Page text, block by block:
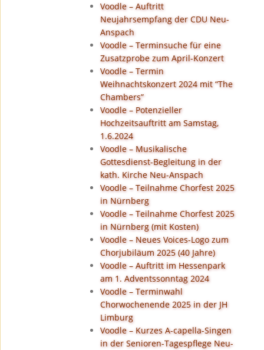
Voodle – Auftritt
Neujahrsempfang der CDU Neu-
Anspach
Voodle – Terminsuche für eine
Zusatzprobe zum April-Konzert
Voodle – Termin
Weihnachtskonzert 2024 mit “The
Chambers”
Voodle – Potenzieller
Hochzeitsauftritt am Samstag,
1.6.2024
Voodle – Musikalische
Gottesdienst-Begleitung in der
kath. Kirche Neu-Anspach
Voodle – Teilnahme Chorfest 2025
in Nürnberg
Voodle – Teilnahme Chorfest 2025
in Nürnberg (mit Kosten)
Voodle – Neues Voices-Logo zum
Chorjubiläum 2025 (40 Jahre)
Voodle – Auftritt im Hessenpark
am 1. Adventssonntag 2024
Voodle – Terminwahl
Chorwochenende 2025 in der JH
Limburg
Voodle – Kurzes A-capella-Singen
in der Senioren-Tagespflege Neu-